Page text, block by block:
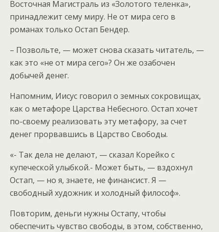
Восточная Магистраль из «Золотого теленка»,
принадлежит сему миру. Не от мира сего в
романах только Остап Бендер.
– Позвольте, — может снова сказать читатель, —
как это «не от мира сего»? Он же озабочен
добычей денег.
Напомним, Иисус говорил о земных сокровищах,
как о метафоре Царства Небесного. Остап хочет
по-своему реализовать эту метафору, за счет
денег прорвавшись в Царство Свободы.
«- Так дела не делают, — сказал Корейко с
купеческой улыбкой.- Может быть, — вздохнул
Остап, — но я, знаете, не финансист. Я —
свободный художник и холодный философ».
Повторим, деньги нужны Остапу, чтобы
обеспечить чувство свободы, в этом, собственно,